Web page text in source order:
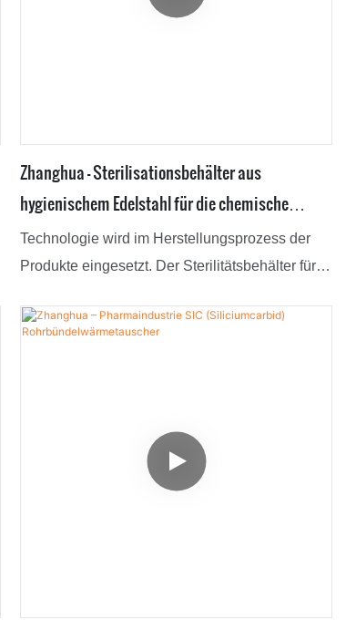
Zhanghua - Sterilisationsbehälter aus
hygienischem Edelstahl für die chemische
Industrie, Kristallisationsbehälter in W-Form
Technologie wird im Herstellungsprozess der
Produkte eingesetzt. Der Sterilitätsbehälter für
Edelstahl für die chemische Industrie zeichnet